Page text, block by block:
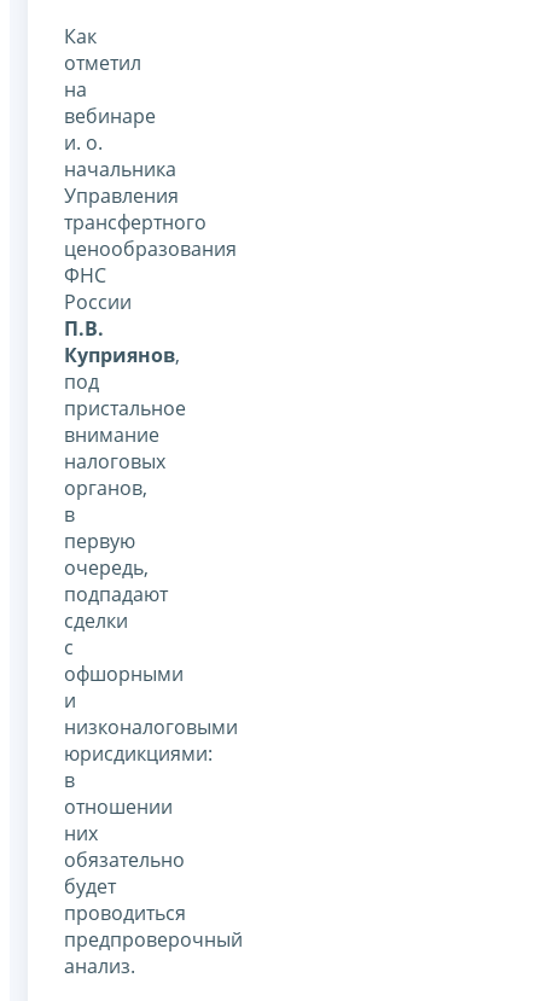
Как
отметил
на
вебинаре
и. о.
начальника
Управления
трансфертного
ценообразования
ФНС
России
П.В.
Куприянов,
под
пристальное
внимание
налоговых
органов,
в
первую
очередь,
подпадают
сделки
с
офшорными
и
низконалоговыми
юрисдикциями:
в
отношении
них
обязательно
будет
проводиться
предпроверочный
анализ.